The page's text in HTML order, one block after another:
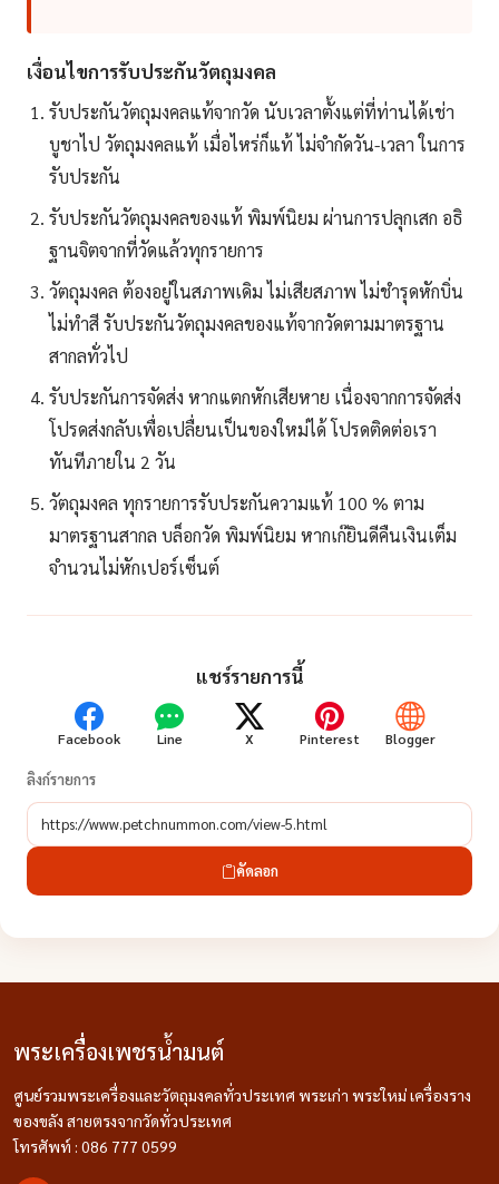
เงื่อนไขการรับประกันวัตถุมงคล
รับประกันวัตถุมงคลแท้จากวัด นับเวลาตั้งแต่ที่ท่านได้เช่า
บูชาไป วัตถุมงคลแท้ เมื่อไหร่ก็แท้ ไม่จำกัดวัน-เวลา ในการ
รับประกัน
รับประกันวัตถุมงคลของแท้ พิมพ์นิยม ผ่านการปลุกเสก อธิ
ฐานจิตจากที่วัดแล้วทุกรายการ
วัตถุมงคล ต้องอยู่ในสภาพเดิม ไม่เสียสภาพ ไม่ชำรุดหักบิ่น
ไม่ทำสี รับประกันวัตถุมงคลของแท้จากวัดตามมาตรฐาน
สากลทั่วไป
รับประกันการจัดส่ง หากแตกหักเสียหาย เนื่องจากการจัดส่ง
โปรดส่งกลับเพื่อเปลื่ยนเป็นของใหม่ได้ โปรดติดต่อเรา
ทันทีภายใน 2 วัน
วัตถุมงคล ทุกรายการรับประกันความแท้ 100 % ตาม
มาตรฐานสากล บล็อกวัด พิมพ์นิยม หากเก๊ยินดีคืนเงินเต็ม
จำนวนไม่หักเปอร์เซ็นต์
แชร์รายการนี้
Facebook Line X Pinterest Blogger
ลิงก์รายการ
คัดลอก
พระเครื่องเพชรน้ำมนต์
ศูนย์รวมพระเครื่องและวัตถุมงคลทั่วประเทศ พระเก่า พระใหม่ เครื่องราง
ของขลัง สายตรงจากวัดทั่วประเทศ
โทรศัพท์ : 086 777 0599